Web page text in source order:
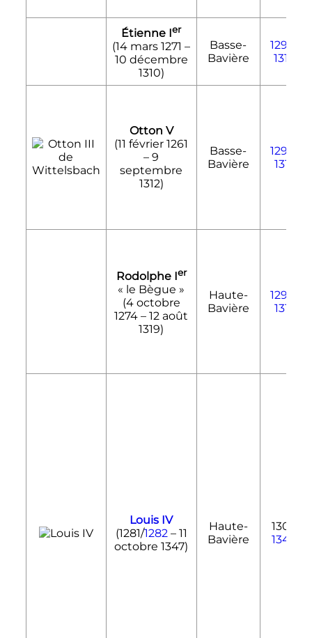
Étienne Ier
(14 mars 1271 –
10 décembre
1310)
Basse-
Bavière
1290
1310
Otton V
(11 février 1261
–9
septembre
1312)
Basse-
Bavière
1290
1312
Rodolphe Ier
« le Bègue »
(4 octobre
1274 –12 août
1319)
Haute-
Bavière
1294
1317
Louis IV
(1281/1282– 11
octobre 1347)
Haute-
Bavière
1301-
1340